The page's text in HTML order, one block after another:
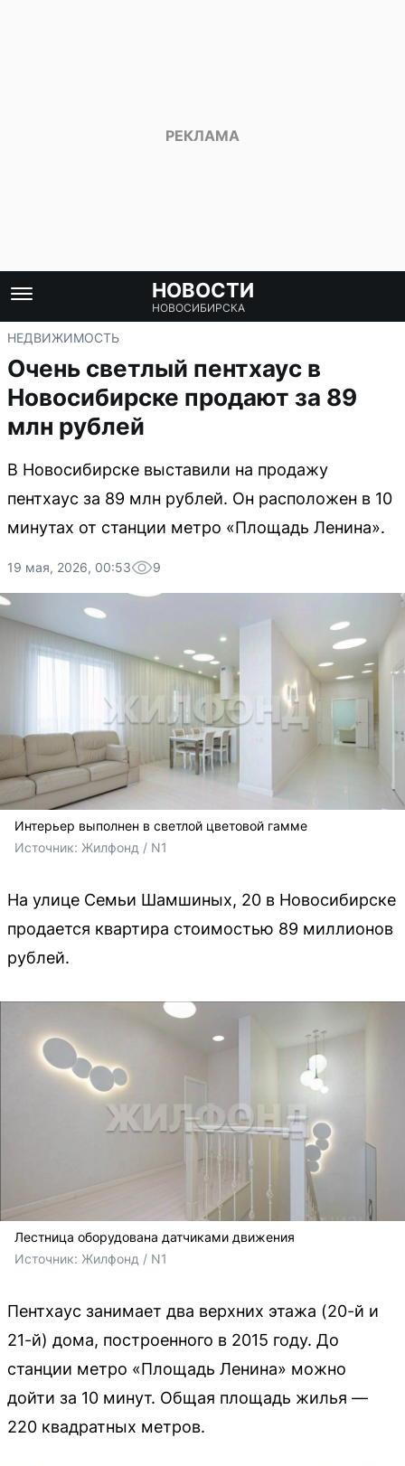
НОВОСТИ
НОВОСИБИРСКА
НЕДВИЖИМОСТЬ
Очень светлый пентхаус в
Новосибирске продают за 89
млн рублей
В Новосибирске выставили на продажу
пентхаус за 89 млн рублей. Он расположен в 10
минутах от станции метро «Площадь Ленина».
19 мая, 2026, 00:53 9
Интерьер выполнен в светлой цветовой гамме
Источник: Жилфонд / N1
На улице Семьи Шамшиных, 20 в Новосибирске
продается квартира стоимостью 89 миллионов
рублей.
Лестница оборудована датчиками движения
Источник: Жилфонд / N1
Пентхаус занимает два верхних этажа (20-й и
21-й) дома, построенного в 2015 году. До
станции метро «Площадь Ленина» можно
дойти за 10 минут. Общая площадь жилья —
220 квадратных метров.